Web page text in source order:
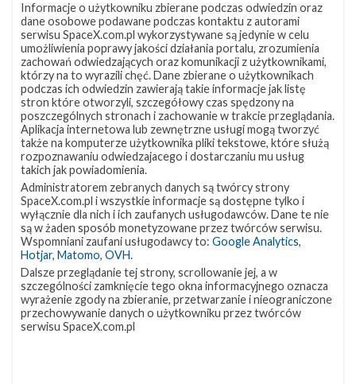
Z NASZEGO TWITTERA
Śledź nas na Twitterze
OSTATNIO POPULARNE
NAJPOPULARNIEJSZE TEMATY
Falcon 9 1046 Starlink 561 SLC-40 521
OCISLY 337 LC-39A 292 SLC-4E 284
NASA Lądowanie JRTI 214
ASOG Dragon 2 145 Osłony ładunku
Starship 107 Landing Zone 1
Informacje o użytkowniku zbierane podczas odwiedzin oraz
dane osobowe podawane podczas kontaktu z autorami
serwisu SpaceX.com.pl wykorzystywane są jedynie w celu
umożliwienia poprawy jakości działania portalu, zrozumienia
zachowań odwiedzających oraz komunikacji z użytkownikami,
którzy na to wyrazili chęć. Dane zbierane o użytkownikach
podczas ich odwiedzin zawierają takie informacje jak listę
stron które otworzyli, szczegółowy czas spędzony na
poszczególnych stronach i zachowanie w trakcie przeglądania.
Aplikacja internetowa lub zewnętrzne usługi mogą tworzyć
także na komputerze użytkownika pliki tekstowe, które służą
rozpoznawaniu odwiedzajacego i dostarczaniu mu usług
takich jak powiadomienia.
Administratorem zebranych danych są twórcy strony
SpaceX.com.pl i wszystkie informacje są dostępne tylko i
wyłącznie dla nich i ich zaufanych usługodawców. Dane te nie
są w żaden sposób monetyzowane przez twórców serwisu.
Wspomniani zaufani usługodawcy to: Google Analytics,
Hotjar, Matomo, OVH.
Dalsze przeglądanie tej strony, scrollowanie jej, a w
szczególności zamknięcie tego okna informacyjnego oznacza
wyrażenie zgody na zbieranie, przetwarzanie i nieograniczone
przechowywanie danych o użytkowniku przez twórców
serwisu SpaceX.com.pl